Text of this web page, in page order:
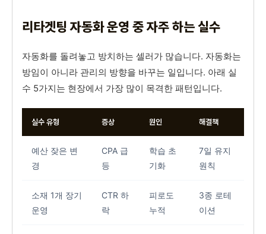
리타겟팅 자동화 운영 중 자주 하는 실수
자동화를 돌려놓고 방치하는 셀러가 많습니다. 자동화는
방임이 아니라 관리의 방향을 바꾸는 일입니다. 아래 실
수 5가지는 현장에서 가장 많이 목격한 패턴입니다.
실수 유형 증상 원인 해결책
예산 잦은 변
경
CPA 급
등
학습 초
기화
7일 유지
원칙
소재 1개 장기
운영
CTR 하
락
피로도
누적
3종 로테
이션